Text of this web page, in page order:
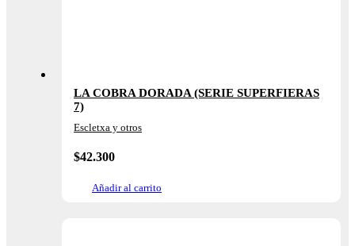
LA COBRA DORADA (SERIE SUPERFIERAS
7)
Escletxa y otros
$42.300
Añadir al carrito